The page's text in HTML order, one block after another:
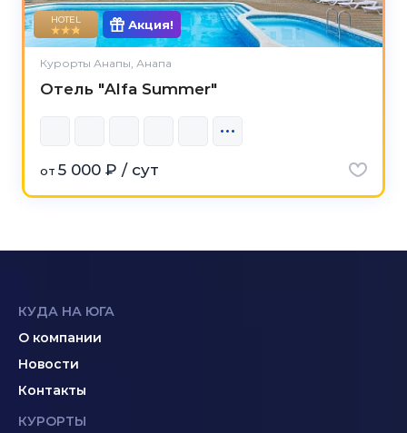
HOTEL Акция!
Курорты Анапы, Анапа
Отель "Alfa Summer"
от 5 000 ₽ / сут
КУДА НА ЮГА
О компании
Новости
Контакты
КУРОРТЫ